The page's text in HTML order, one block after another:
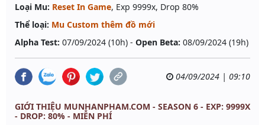
Loại Mu: Reset In Game, Exp 9999x, Drop 80%
Thể loại: Mu Custom thêm đồ mới
Alpha Test: 07/09/2024 (10h) - Open Beta: 08/09/2024 (19h)
04/09/2024 | 09:10
GIỚI THIỆU MUNHANPHAM.COM - SEASON 6 - EXP: 9999X
- DROP: 80% - MIỄN PHÍ